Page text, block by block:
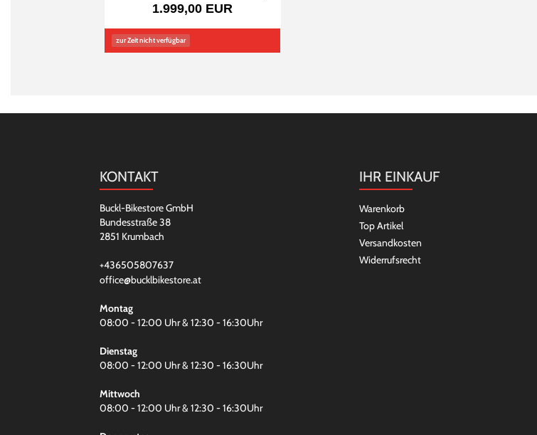
1.999,00 EUR
zur Zeit nicht verfügbar
KONTAKT
Buckl-Bikestore GmbH
Bundesstraße 38
2851 Krumbach
+436505807637
office@bucklbikestore.at
Montag
08:00 - 12:00 Uhr & 12:30 - 16:30Uhr
Dienstag
08:00 - 12:00 Uhr & 12:30 - 16:30Uhr
Mittwoch
08:00 - 12:00 Uhr & 12:30 - 16:30Uhr
IHR EINKAUF
Warenkorb
Top Artikel
Versandkosten
Widerrufsrecht